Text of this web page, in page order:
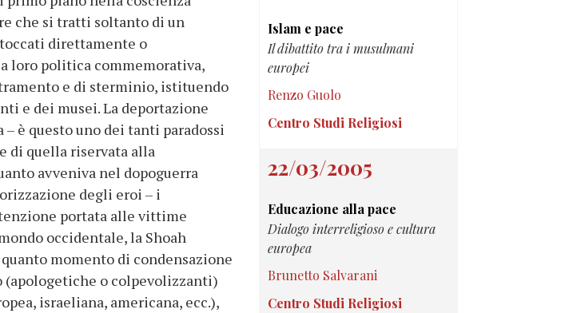
che si tratti soltanto di un
direttamente o
loro politica commemorativa,
e di sterminio, istituendo
e dei musei. La deportazione
è questo uno dei tanti paradossi
di quella riservata alla
avveniva nel dopoguerra
degli eroi – i
portata alle vittime
occidentale, la Shoah
momento di condensazione
o colpevolizzanti)
israeliana, americana, ecc.),
Islam e pace
Il dibattito tra i musulmani
europei
Renzo Guolo
Centro Studi Religiosi
22/03/2005
Educazione alla pace
Dialogo interreligioso e cultura
europea
Brunetto Salvarani
Centro Studi Religiosi